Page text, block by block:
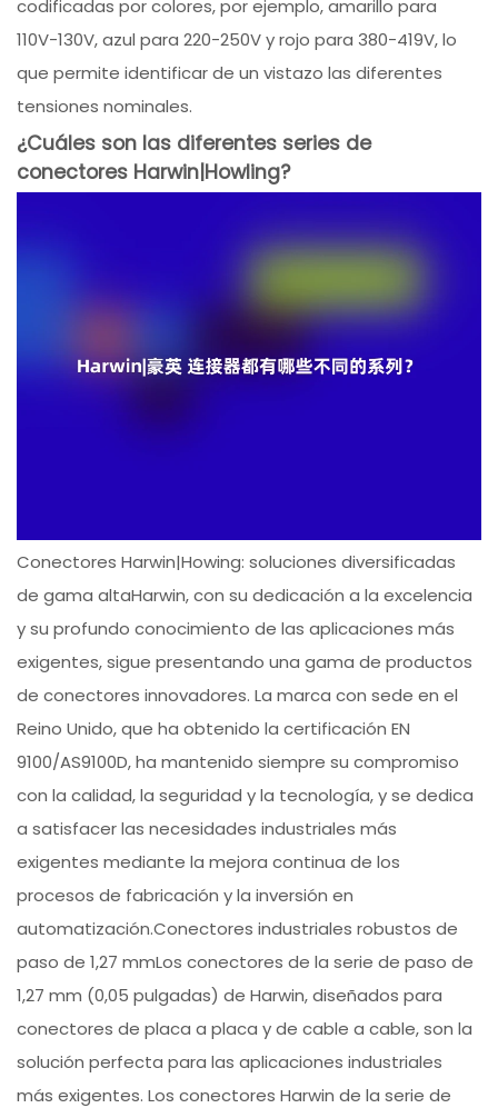
codificadas por colores, por ejemplo, amarillo para
110V-130V, azul para 220-250V y rojo para 380-419V, lo
que permite identificar de un vistazo las diferentes
tensiones nominales.
¿Cuáles son las diferentes series de
conectores Harwin|Howling?
Conectores Harwin|Howing: soluciones diversificadas
de gama altaHarwin, con su dedicación a la excelencia
y su profundo conocimiento de las aplicaciones más
exigentes, sigue presentando una gama de productos
de conectores innovadores. La marca con sede en el
Reino Unido, que ha obtenido la certificación EN
9100/AS9100D, ha mantenido siempre su compromiso
con la calidad, la seguridad y la tecnología, y se dedica
a satisfacer las necesidades industriales más
exigentes mediante la mejora continua de los
procesos de fabricación y la inversión en
automatización.Conectores industriales robustos de
paso de 1,27 mmLos conectores de la serie de paso de
1,27 mm (0,05 pulgadas) de Harwin, diseñados para
conectores de placa a placa y de cable a cable, son la
solución perfecta para las aplicaciones industriales
más exigentes. Los conectores Harwin de la serie de